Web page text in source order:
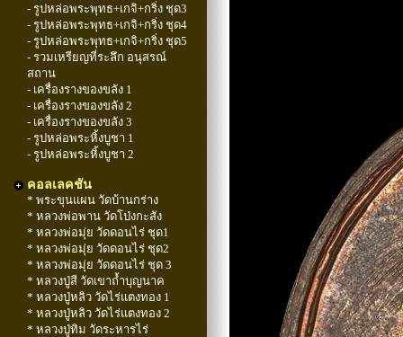
- รูปหล่อพระพุทธ+เกจิ+กริ่ง ชุด3
- รูปหล่อพระพุทธ+เกจิ+กริ่ง ชุด4
- รูปหล่อพระพุทธ+เกจิ+กริ่ง ชุด5
- รวมเหรียญที่ระลึก อนุสรณ์
สถาน
- เครื่องรางของขลัง 1
- เครื่องรางของขลัง 2
- เครื่องรางของขลัง 3
- รูปหล่อพระหิ้งบูชา 1
- รูปหล่อพระหิ้งบูชา 2
คอลเลคชัน
* พระขุนแผน วัดบ้านกร่าง
* หลวงพ่อพาน วัดโป่งกะสัง
* หลวงพ่อมุ่ย วัดดอนไร่ ชุด1
* หลวงพ่อมุ่ย วัดดอนไร่ ชุด2
* หลวงพ่อมุ่ย วัดดอนไร่ ชุด 3
* หลวงปู่สี วัดเขาถ้ำบุญนาค
* หลวงปู่หลิว วัดไร่แตงทอง 1
* หลวงปู่หลิว วัดไร่แตงทอง 2
* หลวงปู่ทิม วัดระหารไร่